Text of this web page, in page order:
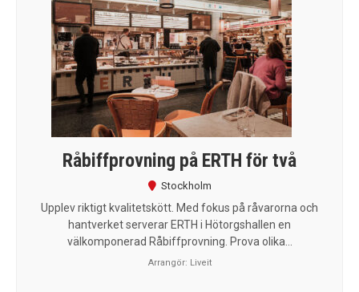
Råbiffprovning på ERTH för två
Stockholm
Upplev riktigt kvalitetskött. Med fokus på råvarorna och
hantverket serverar ERTH i Hötorgshallen en
välkomponerad Råbiffprovning. Prova olika...
Arrangör: Liveit